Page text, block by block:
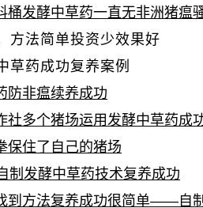
桶发酵中草药一直无非洲猪瘟
方法简单投资少效果好
草药成功复养案例
防非瘟续养成功
多个猪场运用发酵中草药成
保住了自己的猪场
制发酵中草药技术复养成功
到方法复养成功很简单——自